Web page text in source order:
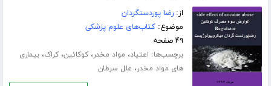
از:رضا پوردستگردان
موضوع:کتاب‌های علوم پزشکی
۴۹ صفحه
برچسب‌ها: اعتیاد، مواد مخدر،کوکائین،کراک،بیماری
های مواد مخدر، علل سرطان